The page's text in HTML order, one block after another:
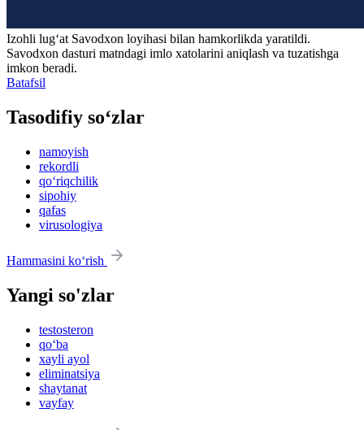
Izohli lugʻat Savodxon loyihasi bilan hamkorlikda yaratildi.
Savodxon dasturi matndagi imlo xatolarini aniqlash va tuzatishga
imkon beradi.
Batafsil
Tasodifiy so‘zlar
namoyish
rekordli
qo‘riqchilik
sipohiy
qafas
virusologiya
Hammasini ko‘rish
Yangi so'zlar
testosteron
qo‘ba
xayli ayol
eliminatsiya
shaytanat
vayfay